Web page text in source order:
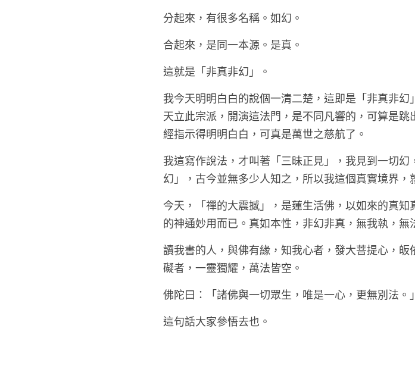
分起來，有很多名稱。如幻。
合起來，是同一本源。是真。
這就是「非真非幻」。
我今天明明白白的說個一清二楚，這即是「非真非
天立此宗派，開演這法門，是不同凡響的，可算是
經指示得明明白白，可真是萬世之慈航了。
我這寫作說法，才叫著「三昧正見」，我見到一切
幻」，古今並無多少人知之，所以我這個真實境界，
今天，「禪的大震撼」，是蓮生活佛，以如來的真
的神通妙用而已。真如本性，非幻非真，無我執，無
讀我書的人，與佛有緣，知我心者，發大菩提心，
礙者，一靈獨耀，萬法皆空。
佛陀曰：「諸佛與一切眾生，唯是一心，更無別法。」
這句話大家參悟去也。